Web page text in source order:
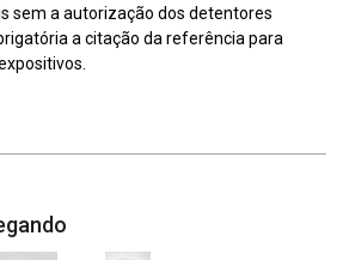
sem a autorização dos detentores
a citação da referência para